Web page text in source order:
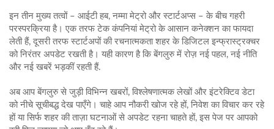
इन तीन मुख्य तत्वों – आईटी हब, नम्मा मेट्रो और स्टार्टअप्स – के बीच गहरी
परस्परक्रिया है। एक तरफ टेक कंपनियां मेट्रो के आसान कनेक्शन का फायदा
लेती हैं, दूसरी तरफ स्टार्टअपों की रचनात्मकता शहर के डिजिटल इन्फ्रास्ट्रक्चर
को निरंतर अपडेट रखती है। यही कारण है कि बेंगलुरु में रोज़ नई पहल, नई नीति
और नई खबरें भड़कीं रहती हैं.
अब आप बेंगलुरु से जुड़ी विभिन्न खबरों, विश्लेषणात्मक लेखों और इंटरेक्टिव डेटा
को नीचे सूचीबद्ध देख पाएँगे। चाहे आप नौकरी खोज रहे हों, निवेश का विचार कर रहे
हों या सिर्फ शहर की ताज़ा घटनाओं से अपडेट रहना चाहते हों, इस पेज पर आपको